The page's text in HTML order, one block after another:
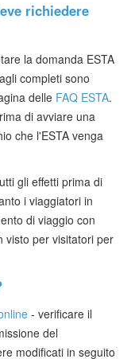
richiedere
la domanda ESTA
completi sono
delle FAQ ESTA.
di avviare una
che l'ESTA venga
gli effetti prima di
i viaggiatori in
di viaggio con
visto per visitatori per
- verificare il
del
modificati in seguito